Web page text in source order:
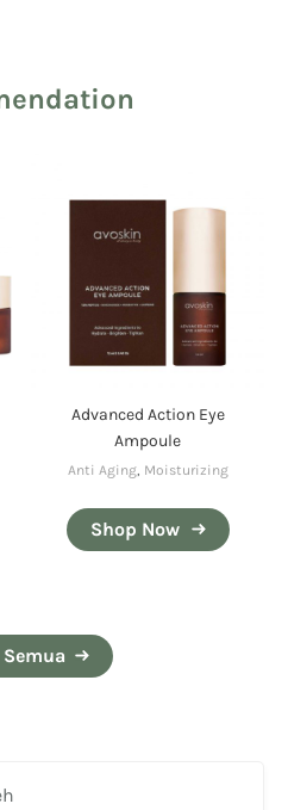
Advanced Action Eye
Ampoule
Anti Aging, Moisturizing
Shop Now